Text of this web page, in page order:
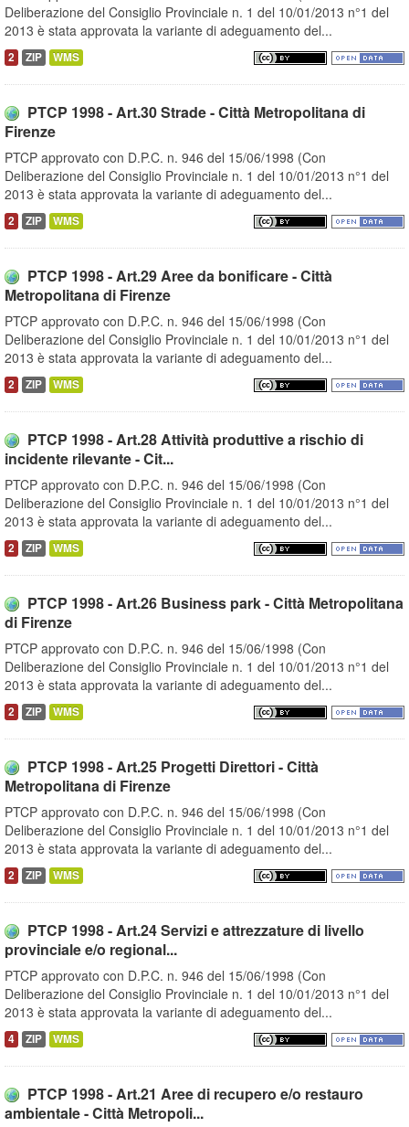
Deliberazione del Consiglio Provinciale n. 1 del 10/01/2013 n°1 del
2013 è stata approvata la variante di adeguamento del...
2 ZIP WMS
PTCP 1998 - Art.30 Strade - Città Metropolitana di
Firenze
PTCP approvato con D.P.C. n. 946 del 15/06/1998 (Con
Deliberazione del Consiglio Provinciale n. 1 del 10/01/2013 n°1 del
2013 è stata approvata la variante di adeguamento del...
2 ZIP WMS
PTCP 1998 - Art.29 Aree da bonificare - Città
Metropolitana di Firenze
PTCP approvato con D.P.C. n. 946 del 15/06/1998 (Con
Deliberazione del Consiglio Provinciale n. 1 del 10/01/2013 n°1 del
2013 è stata approvata la variante di adeguamento del...
2 ZIP WMS
PTCP 1998 - Art.28 Attività produttive a rischio di
incidente rilevante - Cit...
PTCP approvato con D.P.C. n. 946 del 15/06/1998 (Con
Deliberazione del Consiglio Provinciale n. 1 del 10/01/2013 n°1 del
2013 è stata approvata la variante di adeguamento del...
2 ZIP WMS
PTCP 1998 - Art.26 Business park - Città Metropolitana
di Firenze
PTCP approvato con D.P.C. n. 946 del 15/06/1998 (Con
Deliberazione del Consiglio Provinciale n. 1 del 10/01/2013 n°1 del
2013 è stata approvata la variante di adeguamento del...
2 ZIP WMS
PTCP 1998 - Art.25 Progetti Direttori - Città
Metropolitana di Firenze
PTCP approvato con D.P.C. n. 946 del 15/06/1998 (Con
Deliberazione del Consiglio Provinciale n. 1 del 10/01/2013 n°1 del
2013 è stata approvata la variante di adeguamento del...
2 ZIP WMS
PTCP 1998 - Art.24 Servizi e attrezzature di livello
provinciale e/o regional...
PTCP approvato con D.P.C. n. 946 del 15/06/1998 (Con
Deliberazione del Consiglio Provinciale n. 1 del 10/01/2013 n°1 del
2013 è stata approvata la variante di adeguamento del...
4 ZIP WMS
PTCP 1998 - Art.21 Aree di recupero e/o restauro
ambientale - Città Metropoli...